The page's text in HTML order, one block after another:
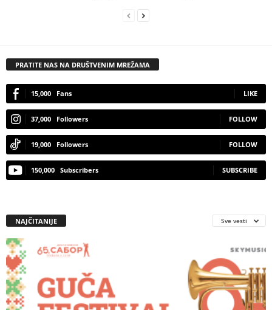
PRATITE NAS NA DRUŠTVENIM MREŽAMA
15,000 Fans LIKE
37,000 Followers FOLLOW
19,000 Followers FOLLOW
150,000 Subscribers SUBSCRIBE
NAJČITANIJE Sve vesti